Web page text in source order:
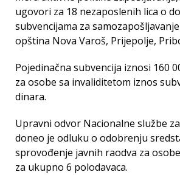
ugovori za 18 nezaposlenih lica o
subvencijama za
opština Nova Varoš, Prijepolje,
Pojedinačna subvencija iznosi 160
za osobe sa invaliditetom iznos
dinara.
Upravni odvor Nacionalne službe
doneo je odluku o odobrenju
sprovođenje javnih raodva za
za ukupno 6 polodavaca.